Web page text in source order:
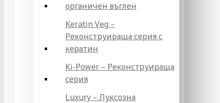
органичен въглен
Keratin Veg –
Реконструираща серия с
кератин
Ki-Power – Реконструираща
серия
Luxury – Луксозна